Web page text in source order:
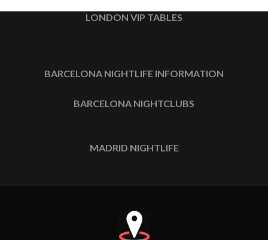
LONDON VIP TABLES
BARCELONA NIGHTLIFE INFORMATION
BARCELONA NIGHTCLUBS
MADRID NIGHTLIFE